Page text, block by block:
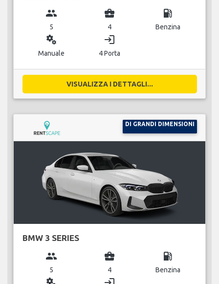
group
5
business_center
4
local_gas_station
Benzina
miscellaneous_services
Manuale
login
4 Porta
VISUALIZZA I DETTAGLI...
DI GRANDI DIMENSIONI
BMW 3 SERIES
group
5
business_center
4
local_gas_station
Benzina